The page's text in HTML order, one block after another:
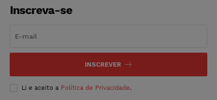
Inscreva-se
INSCREVER
Li e aceito a Política de Privacidade.